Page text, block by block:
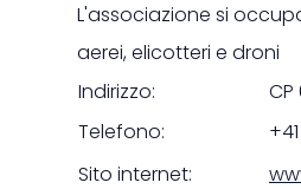
L'associazione si
aerei, elicotteri e droni
Indirizzo:
Telefono:
Sito internet: